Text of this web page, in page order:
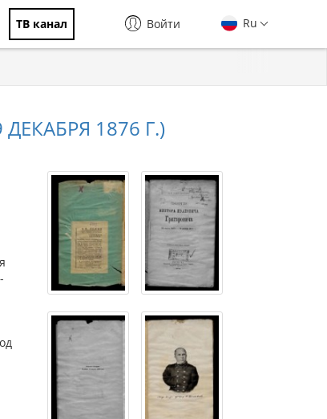
ТВ канал Ru
Войти
1876 Г.)